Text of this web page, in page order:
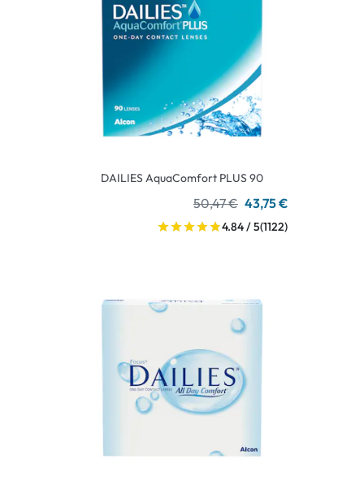
DAILIES AquaComfort PLUS 90
50,47 € 43,75 €
4.84 / 5(1122)